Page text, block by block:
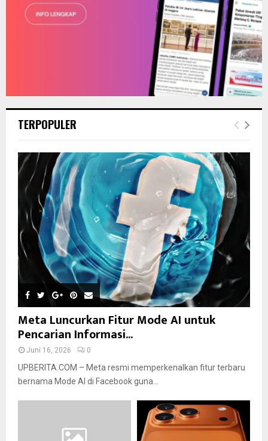
TERPOPULER
Meta Luncurkan Fitur Mode AI untuk
Pencarian Informasi...
Juni 16, 2026 0
UPBERITA.COM – Meta resmi memperkenalkan fitur terbaru
bernama Mode AI di Facebook guna...